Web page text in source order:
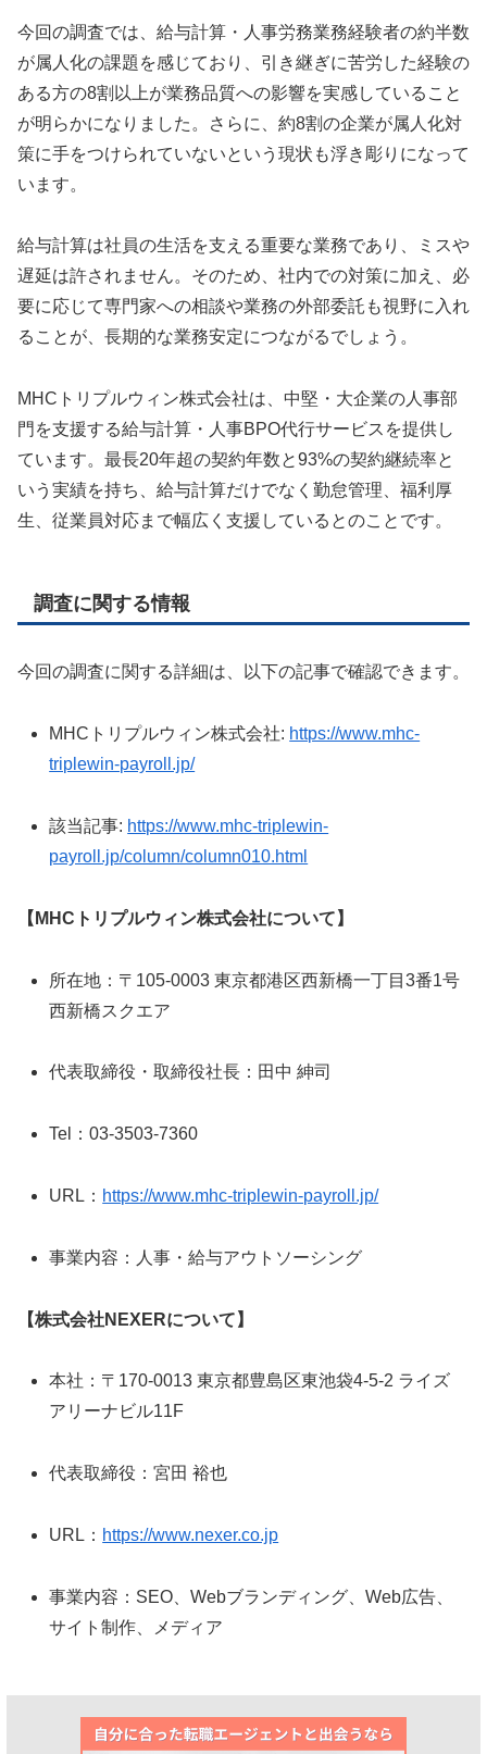
今回の調査では、給与計算・人事労務業務経験者の約半数
が属人化の課題を感じており、引き継ぎに苦労した経験の
ある方の8割以上が業務品質への影響を実感していること
が明らかになりました。さらに、約8割の企業が属人化対
策に手をつけられていないという現状も浮き彫りになって
います。
給与計算は社員の生活を支える重要な業務であり、ミスや
遅延は許されません。そのため、社内での対策に加え、必
要に応じて専門家への相談や業務の外部委託も視野に入れ
ることが、長期的な業務安定につながるでしょう。
MHCトリプルウィン株式会社は、中堅・大企業の人事部
門を支援する給与計算・人事BPO代行サービスを提供し
ています。最長20年超の契約年数と93%の契約継続率と
いう実績を持ち、給与計算だけでなく勤怠管理、福利厚
生、従業員対応まで幅広く支援しているとのことです。
調査に関する情報
今回の調査に関する詳細は、以下の記事で確認できます。
MHCトリプルウィン株式会社: https://www.mhc-
triplewin-payroll.jp/
該当記事: https://www.mhc-triplewin-
payroll.jp/column/column010.html
【MHCトリプルウィン株式会社について】
所在地：〒105-0003 東京都港区西新橋一丁目3番1号
西新橋スクエア
代表取締役・取締役社長：田中 紳司
Tel：03-3503-7360
URL： https://www.mhc-triplewin-payroll.jp/
事業内容：人事・給与アウトソーシング
【株式会社NEXERについて】
本社：〒170-0013 東京都豊島区東池袋4-5-2 ライズ
アリーナビル11F
代表取締役：宮田 裕也
URL： https://www.nexer.co.jp
事業内容：SEO、Webブランディング、Web広告、
サイト制作、メディア